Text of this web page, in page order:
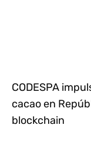
CODESPA
cacao en
blockchain